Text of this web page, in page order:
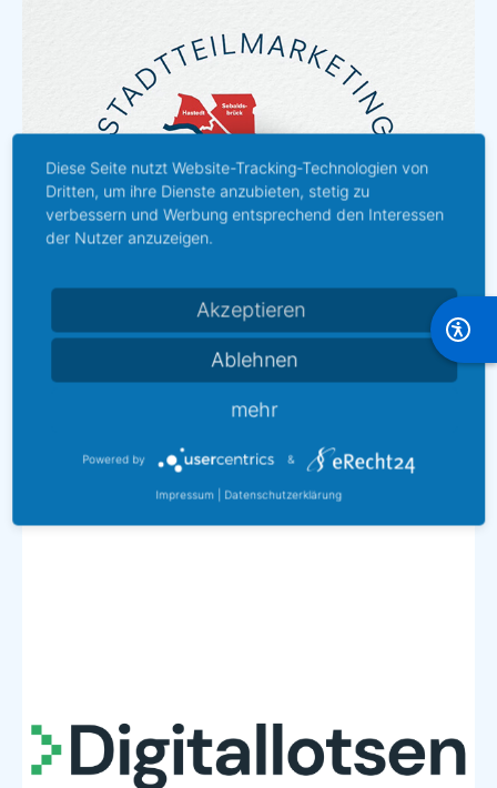
Diese Seite nutzt Website-Tracking-Technologien von
Dritten, um ihre Dienste anzubieten, stetig zu
verbessern und Werbung entsprechend den Interessen
der Nutzer anzuzeigen.
Akzeptieren
Ablehnen
mehr
Powered by &
Impressum Datenschutzerklärung